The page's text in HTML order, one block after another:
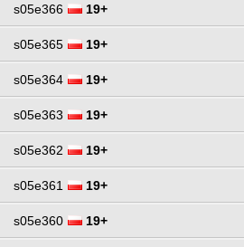
s05e366 19+
s05e365 19+
s05e364 19+
s05e363 19+
s05e362 19+
s05e361 19+
s05e360 19+